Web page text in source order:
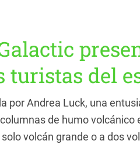
turistas del
por Andrea Luck, una
de humo volcánico
volcán grande o a dos